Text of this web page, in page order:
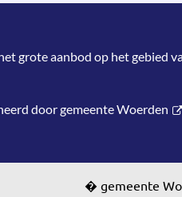
grote aanbod op het gebied
doorgemeente Woerden